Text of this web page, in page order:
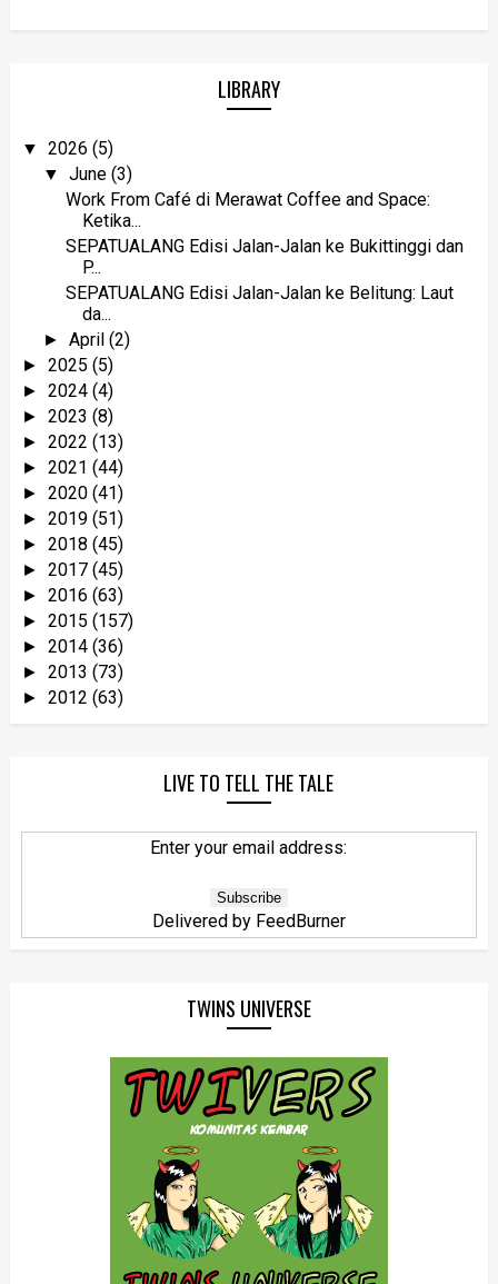
LIBRARY
▼ 2026 (5)
▼June(3)
Work From Café di Merawat Coffee and Space:
Ketika...
SEPATUALANG Edisi Jalan-Jalan ke Bukittinggi dan
P...
SEPATUALANG Edisi Jalan-Jalan ke Belitung: Laut
da...
►April(2)
► 2025 (5)
► 2024 (4)
► 2023 (8)
► 2022 (13)
► 2021 (44)
► 2020 (41)
► 2019 (51)
► 2018 (45)
► 2017 (45)
► 2016 (63)
► 2015 (157)
► 2014 (36)
► 2013 (73)
► 2012 (63)
LIVE TO TELL THE TALE
Enter your email address:
Delivered by FeedBurner
TWINS UNIVERSE